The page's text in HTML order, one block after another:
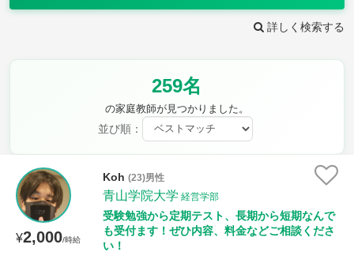
詳しく検索する
259名
の家庭教師が見つかりました。
並び順：
¥2,000/時給
Koh (23)男性
青山学院大学 経営学部
受験勉強から定期テスト、長期から短期なんで
も受付ます！ぜひ内容、料金などご相談くださ
い！
教科
理科
保健・体育 図画工作 書写
時給：¥1,000 ～ ¥10,000
授業可能日